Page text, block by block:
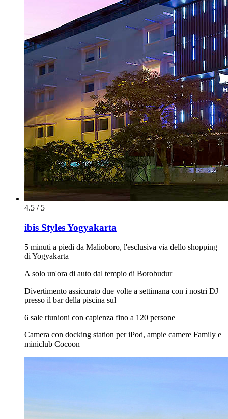
4.5 / 5
ibis Styles Yogyakarta
5 minuti a piedi da Malioboro, l'esclusiva via dello shopping
di Yogyakarta
A solo un'ora di auto dal tempio di Borobudur
Divertimento assicurato due volte a settimana con i nostri DJ
presso il bar della piscina sul
6 sale riunioni con capienza fino a 120 persone
Camera con docking station per iPod, ampie camere Family e
miniclub Cocoon